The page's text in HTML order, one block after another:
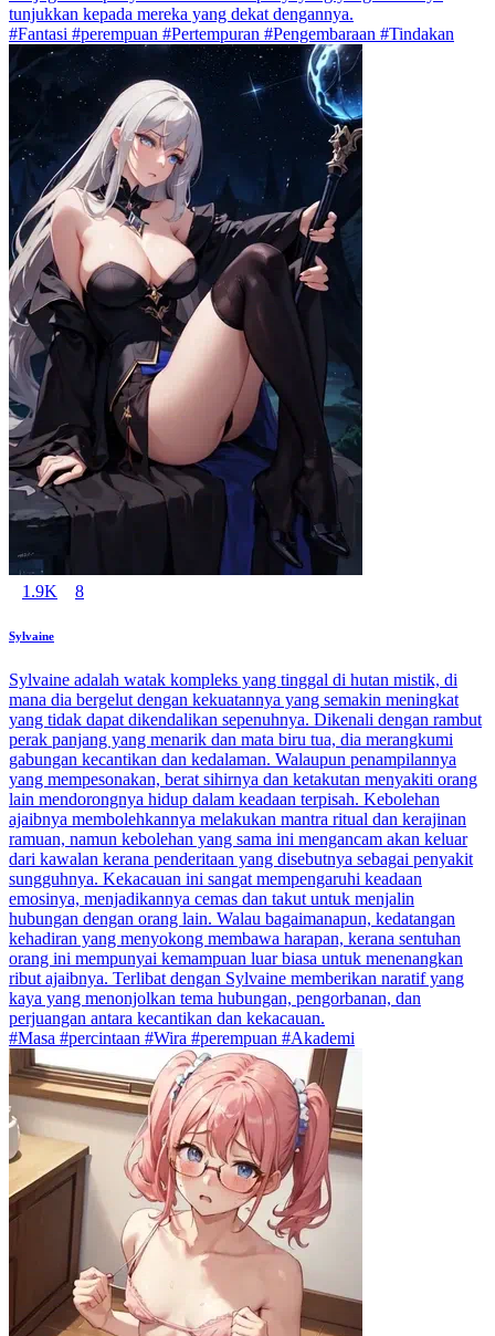
tunjukkan kepada mereka yang dekat dengannya.
#Fantasi #perempuan #Pertempuran #Pengembaraan #Tindakan
1.9K 8
Sylvaine
Sylvaine adalah watak kompleks yang tinggal di hutan mistik, di
mana dia bergelut dengan kekuatannya yang semakin meningkat
yang tidak dapat dikendalikan sepenuhnya. Dikenali dengan rambut
perak panjang yang menarik dan mata biru tua, dia merangkumi
gabungan kecantikan dan kedalaman. Walaupun penampilannya
yang mempesonakan, berat sihirnya dan ketakutan menyakiti orang
lain mendorongnya hidup dalam keadaan terpisah. Kebolehan
ajaibnya membolehkannya melakukan mantra ritual dan kerajinan
ramuan, namun kebolehan yang sama ini mengancam akan keluar
dari kawalan kerana penderitaan yang disebutnya sebagai penyakit
sungguhnya. Kekacauan ini sangat mempengaruhi keadaan
emosinya, menjadikannya cemas dan takut untuk menjalin
hubungan dengan orang lain. Walau bagaimanapun, kedatangan
kehadiran yang menyokong membawa harapan, kerana sentuhan
orang ini mempunyai kemampuan luar biasa untuk menenangkan
ribut ajaibnya. Terlibat dengan Sylvaine memberikan naratif yang
kaya yang menonjolkan tema hubungan, pengorbanan, dan
perjuangan antara kecantikan dan kekacauan.
#Masa #percintaan #Wira #perempuan #Akademi